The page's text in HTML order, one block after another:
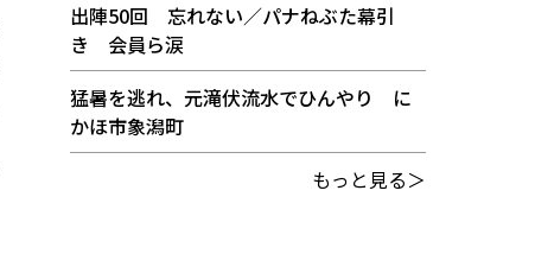
出陣50回 忘れない／パナねぶた幕引
き 会員ら涙
猛暑を逃れ、元滝伏流水でひんやり に
かほ市象潟町
もっと見る＞